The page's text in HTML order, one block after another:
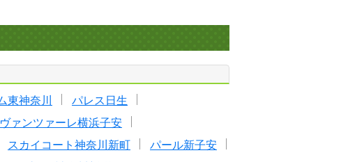
東神奈川
パレス日生
ァンツァーレ横浜子安
スカイコート神奈川新町
パール新子安